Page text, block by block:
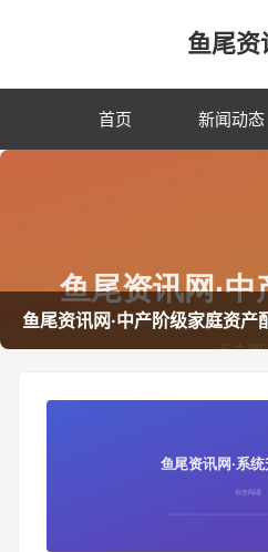
鱼尾资
首页 新闻动态
鱼尾资讯网·中产阶级家庭资